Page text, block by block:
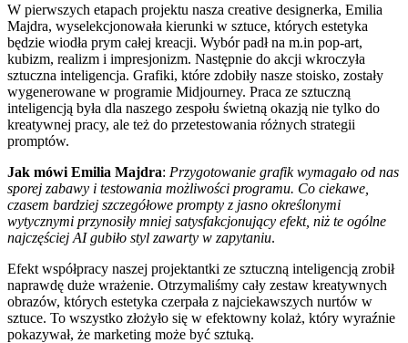
W pierwszych etapach projektu nasza creative designerka, Emilia
Majdra, wyselekcjonowała kierunki w sztuce, których estetyka
będzie wiodła prym całej kreacji. Wybór padł na m.in pop-art,
kubizm, realizm i impresjonizm. Następnie do akcji wkroczyła
sztuczna inteligencja. Grafiki, które zdobiły nasze stoisko, zostały
wygenerowane w programie Midjourney. Praca ze sztuczną
inteligencją była dla naszego zespołu świetną okazją nie tylko do
kreatywnej pracy, ale też do przetestowania różnych strategii
promptów.
Jak mówi Emilia Majdra: Przygotowanie grafik wymagało od nas
sporej zabawy i testowania możliwości programu. Co ciekawe,
czasem bardziej szczegółowe prompty z jasno określonymi
wytycznymi przynosiły mniej satysfakcjonujący efekt, niż te ogólne
najczęściej AI gubiło styl zawarty w zapytaniu.
Efekt współpracy naszej projektantki ze sztuczną inteligencją zrobił
naprawdę duże wrażenie. Otrzymaliśmy cały zestaw kreatywnych
obrazów, których estetyka czerpała z najciekawszych nurtów w
sztuce. To wszystko złożyło się w efektowny kolaż, który wyraźnie
pokazywał, że marketing może być sztuką.